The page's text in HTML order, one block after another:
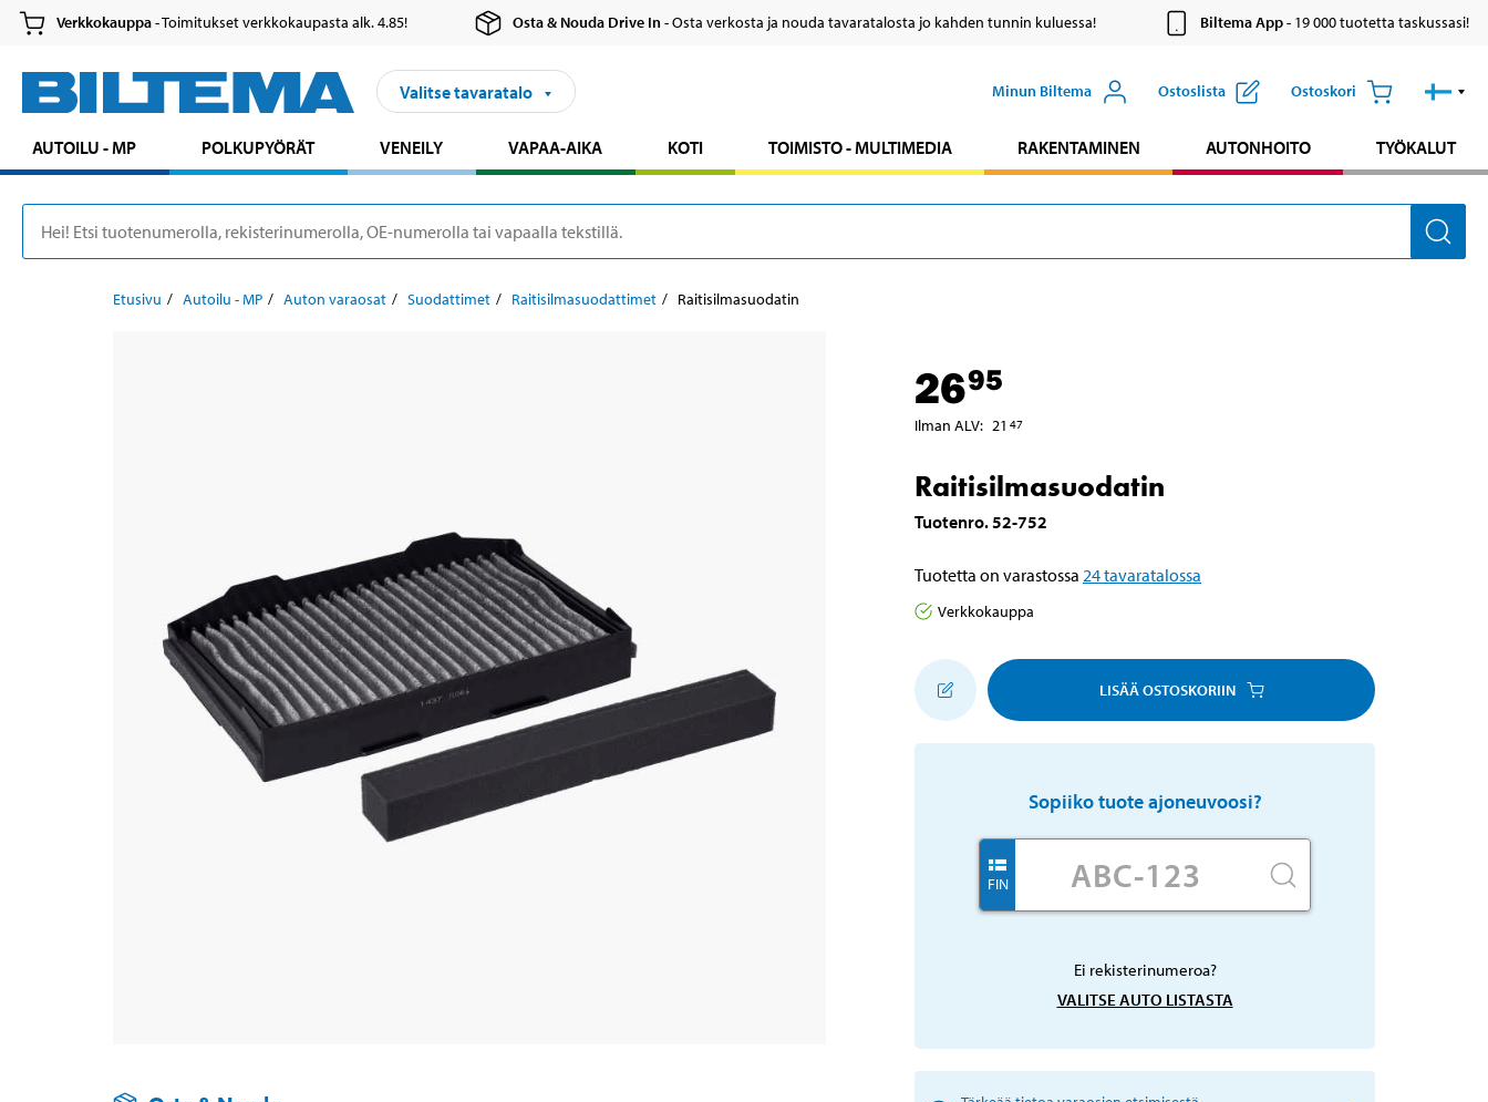
Verkkokauppa- Toimitukset verkkokaupasta alk. 4.85! Osta & Nouda Drive In- Osta verkosta ja nouda tavaratalosta jo kahden tunnin kuluessa! Biltema App- 19 000 tuotetta taskussasi!
Valitse tavaratalo Minun Biltema Ostoslista Ostoskori
AUTOILU - MP POLKUPYÖRÄT VENEILY VAPAA-AIKA KOTI TOIMISTO - MULTIMEDIA RAKENTAMINEN AUTONHOITO TYÖKALUT
Etusivu Autoilu - MP Auton varaosat Suodattimet Raitisilmasuodattimet Raitisilmasuodatin
2695
Ilman ALV: 21 47
Raitisilmasuodatin
Tuotenro.52-752
Tuotetta on varastossa 24tavaratalossa
Verkkokauppa
LISÄÄ OSTOSKORIIN
Sopiiko tuote ajoneuvoosi?
FIN
Ei rekisterinumeroa?
VALITSE AUTO LISTASTA